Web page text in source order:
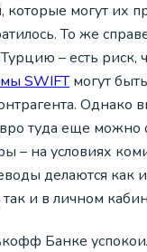
которые могут их
То же
– есть риск,
SWIFTмогут
Однако
туда еще можно
– на условиях
делаются как
и в личном
Банке